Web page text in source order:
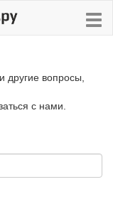
другие вопросы,
с нами.